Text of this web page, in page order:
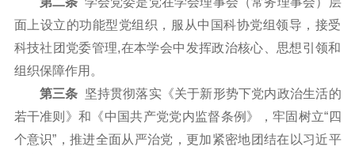
面上设立的功能型党组织，服从中国科协党组领导，接受
科技社团党委管理,在本学会中发挥政治核心、思想引领和
组织保障作用。
第三条 坚持贯彻落实《关于新形势下党内政治生活的
若干准则》和《中国共产党党内监督条例》，牢固树立“四
个意识”，推进全面从严治党，更加紧密地团结在以习近平